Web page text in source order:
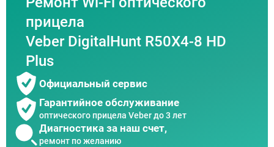
прицела
Veber DigitalHunt R50X4-8 HD
Plus
Официальный сервис
Гарантийное обслуживание
оптического прицела Veber до 3 лет
Диагностика за наш счет,
ремонт по желанию